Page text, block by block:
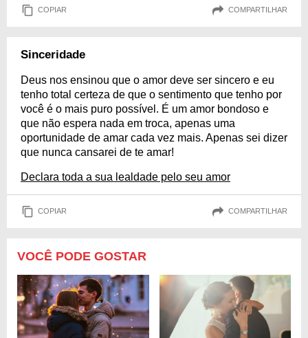
COPIAR COMPARTILHAR
Sinceridade
Deus nos ensinou que o amor deve ser sincero e eu
tenho total certeza de que o sentimento que tenho por
você é o mais puro possível. É um amor bondoso e
que não espera nada em troca, apenas uma
oportunidade de amar cada vez mais. Apenas sei dizer
que nunca cansarei de te amar!
Declara toda a sua lealdade pelo seu amor
COPIAR COMPARTILHAR
VOCÊ PODE GOSTAR